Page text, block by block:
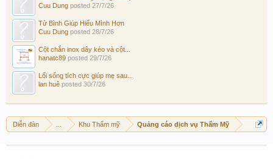
Cuu Dung posted 27/7/26
Tử Bình Giúp Hiểu Mình Hơn
Cuu Dung posted 28/7/26
Cột chắn inox dây kéo và cột...
hanatc89 posted 29/7/26
Lối sống tích cực giúp mẹ sau...
lan huê posted 30/7/26
Diễn đàn Khu Thẩm mỹ Quảng cáo dịch vụ Thẩm Mỹ